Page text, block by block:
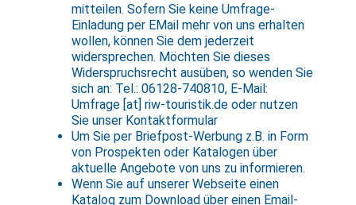
mitteilen. Sofern Sie keine Umfrage-
Einladung per EMail mehr von uns erhalten
wollen, können Sie dem jederzeit
widersprechen. Möchten Sie dieses
Widerspruchsrecht ausüben, so wenden Sie
sich an: Tel.: 06128-740810, E-Mail:
Umfrage [at] riw-touristik.de oder nutzen
Sie unser Kontaktformular
Um Sie per Briefpost-Werbung z.B. in Form
von Prospekten oder Katalogen über
aktuelle Angebote von uns zu informieren.
Wenn Sie auf unserer Webseite einen
Katalog zum Download über einen Email-